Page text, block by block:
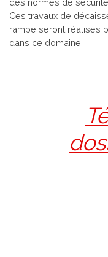
Ces travaux de
rampe seront réalisés
dans ce domaine.